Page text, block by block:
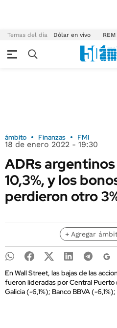
Temas del día Dólar en vivo REM
ámbito Finanzas FMI
18 de enero 2022 - 19:30
ADRs
10,3%, y los
perdieron otro
+ Agregar
En Wall Street, las bajas de las
fueron lideradas por Central Puerto
Galicia (-6,1%); Banco BBVA (-